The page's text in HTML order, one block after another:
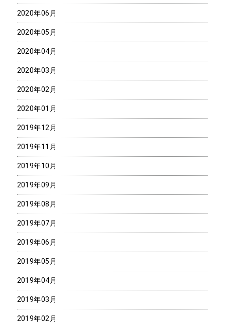
2020年06月
2020年05月
2020年04月
2020年03月
2020年02月
2020年01月
2019年12月
2019年11月
2019年10月
2019年09月
2019年08月
2019年07月
2019年06月
2019年05月
2019年04月
2019年03月
2019年02月